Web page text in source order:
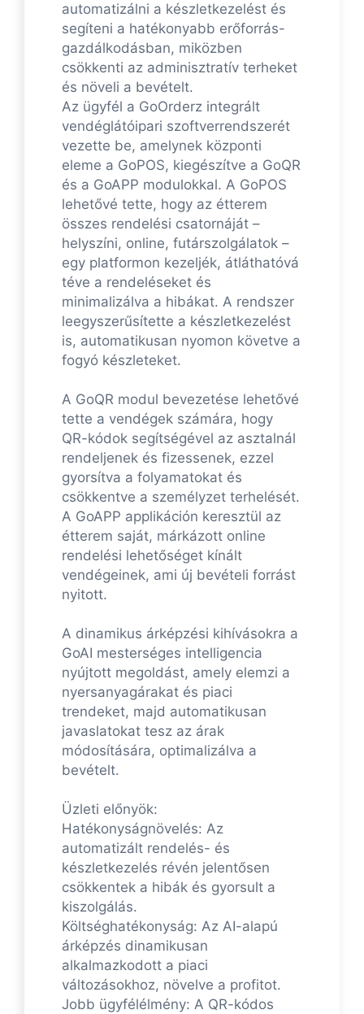
automatizálni a készletkezelést és
segíteni a hatékonyabb erőforrás-
gazdálkodásban, miközben
csökkenti az adminisztratív terheket
és növeli a bevételt.
Az ügyfél a GoOrderz integrált
vendéglátóipari szoftverrendszerét
vezette be, amelynek központi
eleme a GoPOS, kiegészítve a GoQR
és a GoAPP modulokkal. A GoPOS
lehetővé tette, hogy az étterem
összes rendelési csatornáját –
helyszíni, online, futárszolgálatok –
egy platformon kezeljék, átláthatóvá
téve a rendeléseket és
minimalizálva a hibákat. A rendszer
leegyszerűsítette a készletkezelést
is, automatikusan nyomon követve a
fogyó készleteket.
A GoQR modul bevezetése lehetővé
tette a vendégek számára, hogy
QR-kódok segítségével az asztalnál
rendeljenek és fizessenek, ezzel
gyorsítva a folyamatokat és
csökkentve a személyzet terhelését.
A GoAPP applikáción keresztül az
étterem saját, márkázott online
rendelési lehetőséget kínált
vendégeinek, ami új bevételi forrást
nyitott.
A dinamikus árképzési kihívásokra a
GoAI mesterséges intelligencia
nyújtott megoldást, amely elemzi a
nyersanyagárakat és piaci
trendeket, majd automatikusan
javaslatokat tesz az árak
módosítására, optimalizálva a
bevételt.
Üzleti előnyök:
Hatékonyságnövelés: Az
automatizált rendelés- és
készletkezelés révén jelentősen
csökkentek a hibák és gyorsult a
kiszolgálás.
Költséghatékonyság: Az AI-alapú
árképzés dinamikusan
alkalmazkodott a piaci
változásokhoz, növelve a profitot.
Jobb ügyfélélmény: A QR-kódos